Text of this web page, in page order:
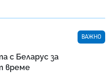
ВАЖНО
с Беларус за
време